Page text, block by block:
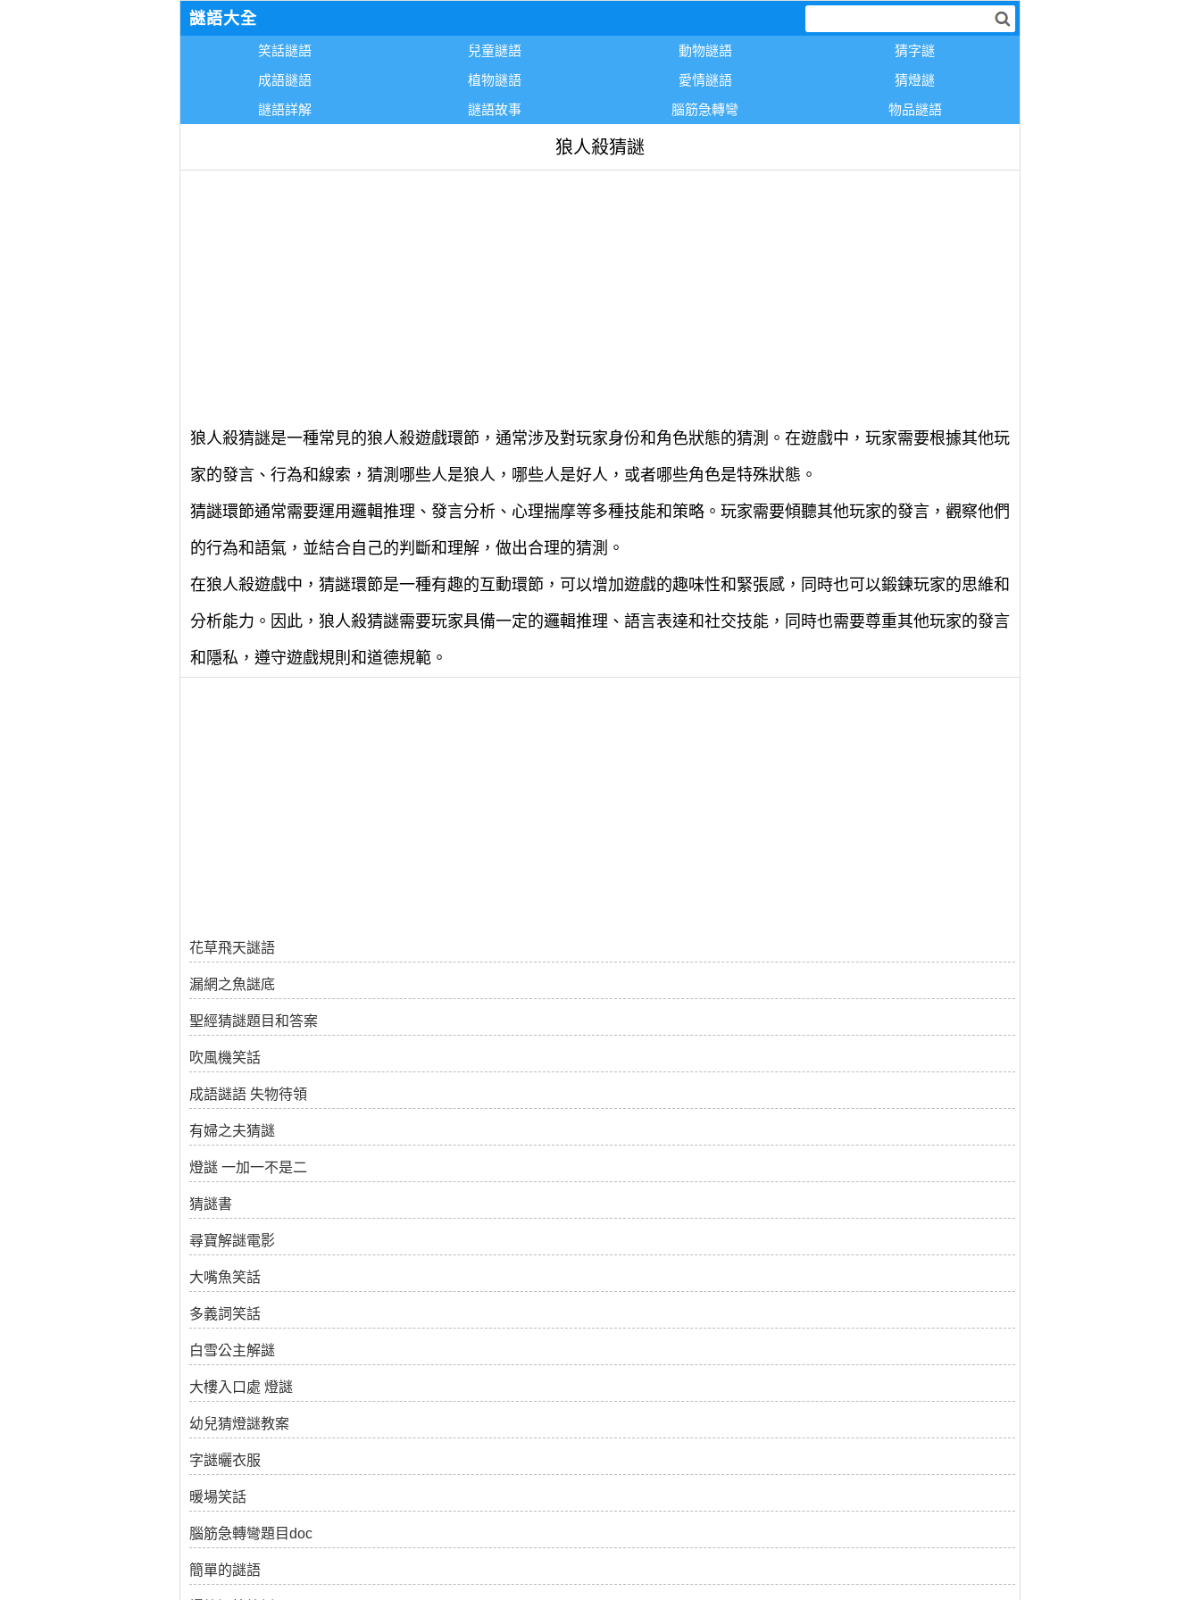
謎語大全
笑話謎語 兒童謎語 動物謎語
猜字謎
成語謎語
植物謎語 愛情謎語
猜燈謎
謎語詳解
謎語故事 腦筋急轉彎 物品謎語
狼人殺猜謎
狼人殺猜謎是一種常見的狼人殺遊戲環節，通常涉及對玩家身份和角色狀態的猜測。在遊戲中，玩家需要根據其他玩
家的發言、行為和線索，猜測哪些人是狼人，哪些人是好人，或者哪些角色是特殊狀態。
猜謎環節通常需要運用邏輯推理、發言分析、心理揣摩等多種技能和策略。玩家需要傾聽其他玩家的發言，觀察他們
的行為和語氣，並結合自己的判斷和理解，做出合理的猜測。
在狼人殺遊戲中，猜謎環節是一種有趣的互動環節，可以增加遊戲的趣味性和緊張感，同時也可以鍛鍊玩家的思維和
分析能力。因此，狼人殺猜謎需要玩家具備一定的邏輯推理、語言表達和社交技能，同時也需要尊重其他玩家的發言
和隱私，遵守遊戲規則和道德規範。
花草飛天謎語
漏網之魚謎底
聖經猜謎題目和答案
吹風機笑話
成語謎語 失物待領
有婦之夫猜謎
燈謎 一加一不是二
猜謎書
尋寶解謎電影
大嘴魚笑話
多義詞笑話
白雪公主解謎
大樓入口處 燈謎
幼兒猜燈謎教案
字謎曬衣服
暖場笑話
腦筋急轉彎題目doc
簡單的謎語